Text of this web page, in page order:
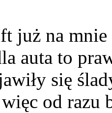
już na mnie
auta to
się
od razu